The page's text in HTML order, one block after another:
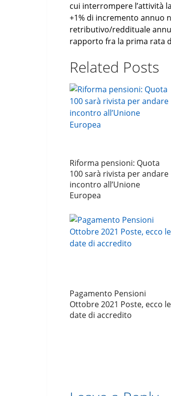
cui interrompere l’attività
+1% di incremento annuo
retributivo/reddituale
rapporto fra la prima rata
Related Posts
Riforma pensioni: Quota
100 sarà rivista per andare
incontro all’Unione
Europea
Pagamento Pensioni
Ottobre 2021 Poste, ecco le
date di accredito